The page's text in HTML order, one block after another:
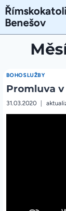
Přeskočit
na
obsah
Benešov
BOHOSLUŽBY
Promluva v
31.03.2020